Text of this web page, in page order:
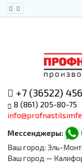
+7 (36522)
8 (861) 205-80-75
Мессенджеры:
Ваш город: Эль-
Ваш город —